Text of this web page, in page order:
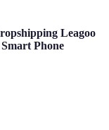
Leagoo
Phone